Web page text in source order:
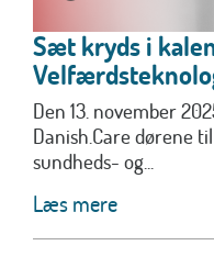
Sæt kryds i
Den 13. november
Danish.Care dørene
sundheds- og...
Læs mere